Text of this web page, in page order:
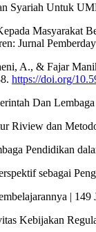
Syariah Untuk
Masyarakat
Jurnal
A., & Fajar
https://doi.org/
Dan
Riview dan
Pendidikan
sebagai
|
Kebijakan